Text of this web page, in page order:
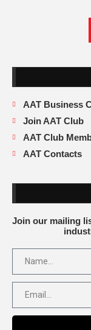
AAT Business
Join AAT Club
AAT Club
AAT Contacts
Join our mailing